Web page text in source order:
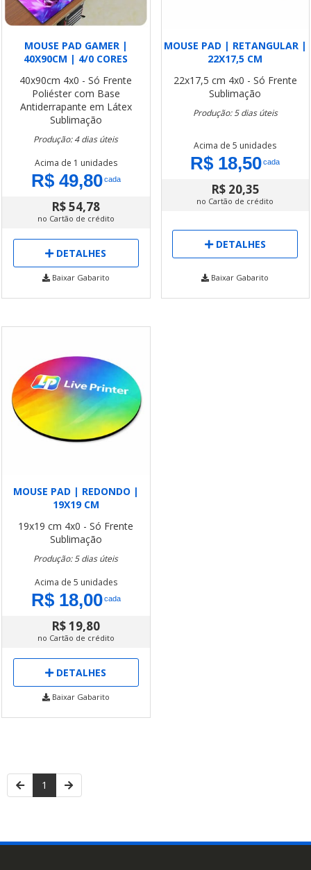
MOUSE PAD GAMER |
40X90CM | 4/0 CORES
40x90cm 4x0 - Só Frente
Poliéster com Base
Antiderrapante em Látex
Sublimação
Produção: 4 dias úteis
Acima de 1 unidades
R$ 49,80cada
R$ 54,78
no Cartão de crédito
DETALHES
Baixar Gabarito
MOUSE PAD | RETANGULAR |
22X17,5 CM
22x17,5 cm 4x0 - Só Frente
Sublimação
Produção: 5 dias úteis
Acima de 5 unidades
R$ 18,50cada
R$ 20,35
no Cartão de crédito
DETALHES
Baixar Gabarito
MOUSE PAD | REDONDO |
19X19 CM
19x19 cm 4x0 - Só Frente
Sublimação
Produção: 5 dias úteis
Acima de 5 unidades
R$ 18,00cada
R$ 19,80
no Cartão de crédito
DETALHES
Baixar Gabarito
1